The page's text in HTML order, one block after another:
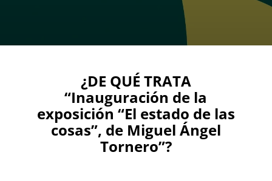
¿DE QUÉ TRATA
“Inauguración de la
exposición “El estado de las
cosas”, de Miguel Ángel
Tornero”?